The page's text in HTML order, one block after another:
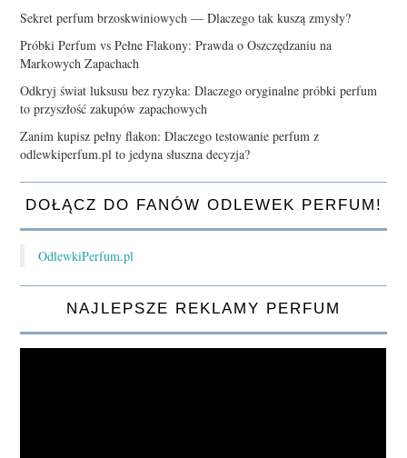
Sekret perfum brzoskwiniowych — Dlaczego tak kuszą zmysły?
Próbki Perfum vs Pełne Flakony: Prawda o Oszczędzaniu na
Markowych Zapachach
Odkryj świat luksusu bez ryzyka: Dlaczego oryginalne próbki perfum
to przyszłość zakupów zapachowych
Zanim kupisz pełny flakon: Dlaczego testowanie perfum z
odlewkiperfum.pl to jedyna słuszna decyzja?
DOŁĄCZ DO FANÓW ODLEWEK PERFUM!
OdlewkiPerfum.pl
NAJLEPSZE REKLAMY PERFUM